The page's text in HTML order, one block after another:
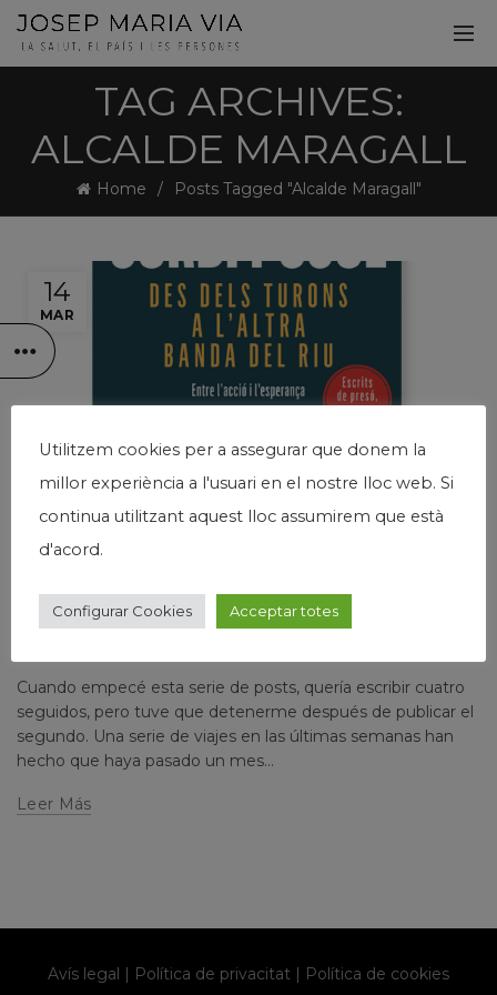
TAG ARCHIVES:
ALCALDE MARAGALL
Home Posts Tagged "Alcalde Maragall"
14
MAR
Josep Maria Via
TURONS A L’ALTRA BANDA DEL RIU (3)
Cuando empecé esta serie de posts, quería escribir cuatro
seguidos, pero tuve que detenerme después de publicar el
segundo. Una serie de viajes en las últimas semanas han
hecho que haya pasado un mes...
Leer Más
Avís legal | Política de privacitat | Política de cookies
Utilitzem cookies per a assegurar que donem la
millor experiència a l'usuari en el nostre lloc web. Si
continua utilitzant aquest lloc assumirem que està
d'acord.
Configurar Cookies Acceptar totes